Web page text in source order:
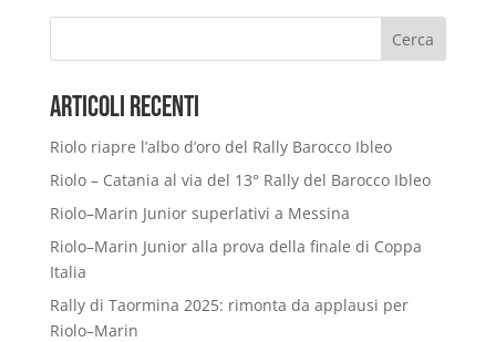
Cerca
Articoli Recenti
Riolo riapre l’albo d’oro del Rally Barocco Ibleo
Riolo – Catania al via del 13° Rally del Barocco Ibleo
Riolo–Marin Junior superlativi a Messina
Riolo–Marin Junior alla prova della finale di Coppa
Italia
Rally di Taormina 2025: rimonta da applausi per
Riolo–Marin